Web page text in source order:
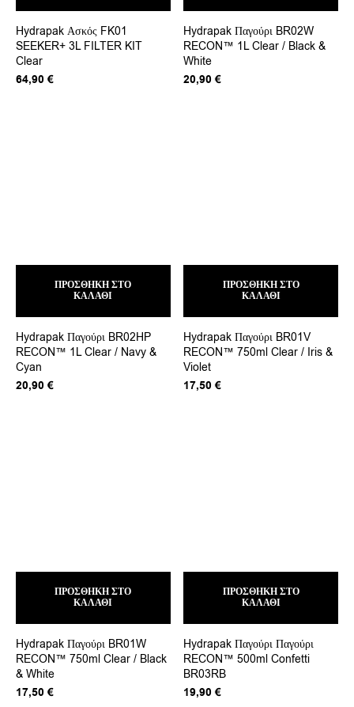
Hydrapak Ασκός FK01
SEEKER+ 3L FILTER KIT
Clear
64,90 €
Hydrapak Παγούρι BR02W
RECON™ 1L Clear / Black &
White
20,90€
ΠΡΟΣΘΉΚΗ ΣΤΟ
ΚΑΛΆΘΙ
Hydrapak Παγούρι BR02HP
RECON™ 1L Clear / Navy &
Cyan
20,90 €
ΠΡΟΣΘΉΚΗ ΣΤΟ
ΚΑΛΆΘΙ
Hydrapak Παγούρι BR01V
RECON™ 750ml Clear / Iris &
Violet
17,50€
ΠΡΟΣΘΉΚΗ ΣΤΟ
ΚΑΛΆΘΙ
Hydrapak Παγούρι BR01W
RECON™ 750ml Clear / Black
& White
17,50 €
ΠΡΟΣΘΉΚΗ ΣΤΟ
ΚΑΛΆΘΙ
Hydrapak Παγούρι Παγούρι
RECON™ 500ml Confetti
BR03RB
19,90€